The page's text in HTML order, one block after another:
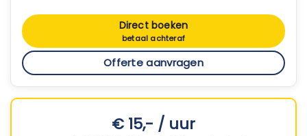
Direct boeken
betaal achteraf
Offerte aanvragen
€ 15,- / uur